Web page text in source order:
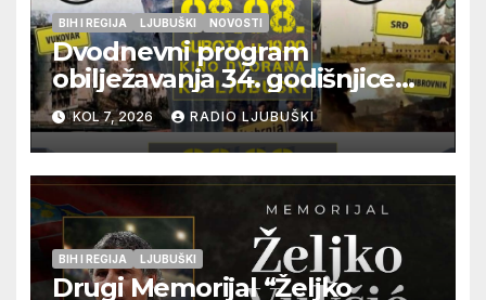
BIH I REGIJA LJUBUŠKI NOVOSTI
Dvodnevni program
obilježavanja 34. godišnjice
pogibije generala Blaža
Kraljevića i osmorice
pripadnika HOS-a
KOL 7, 2026 RADIO LJUBUŠKI
BIH I REGIJA LJUBUŠKI
Drugi Memorijal “Željko